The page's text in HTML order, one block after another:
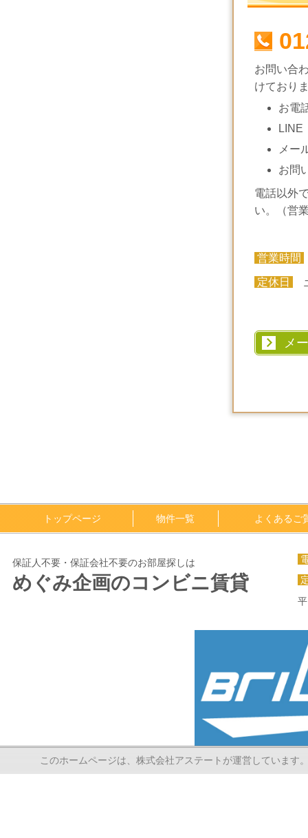
お問い合
けており
お電
LINE
メー
お問
電話以外
い。（営
営業時間
定休日
メ
トップページ 物件一覧 よくあるご
保証人不要・保証会社不要のお部屋探しは
めぐみ企画のコンビニ賃貸
このホームページは、株式会社アステートが運営していま